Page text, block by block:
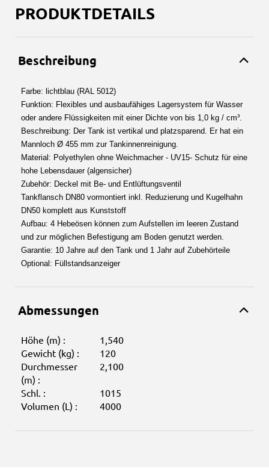
PRODUKTDETAILS
Beschreibung
Farbe: lichtblau (RAL 5012)
Funktion: Flexibles und ausbaufähiges Lagersystem für Wasser
oder andere Flüssigkeiten mit einer Dichte von bis 1,0 kg / cm³.
Beschreibung: Der Tank ist vertikal und platzsparend. Er hat ein
Mannloch Ø 455 mm zur Tankinnenreinigung.
Material: Polyethylen ohne Weichmacher - UV15- Schutz für eine
hohe Lebensdauer (algensicher)
Zubehör: Deckel mit Be- und Entlüftungsventil
Tankflansch DN80 vormontiert inkl. Reduzierung und Kugelhahn
DN50 komplett aus Kunststoff
Aufbau: 4 Hebeösen können zum Aufstellen im leeren Zustand
und zur möglichen Befestigung am Boden genutzt werden.
Garantie: 10 Jahre auf den Tank und 1 Jahr auf Zubehörteile
Optional: Füllstandsanzeiger
Abmessungen
Höhe (m) :
1,540
Gewicht (kg) :
120
Durchmesser
(m) :
2,100
Schl. :
1015
Volumen (L) :
4000